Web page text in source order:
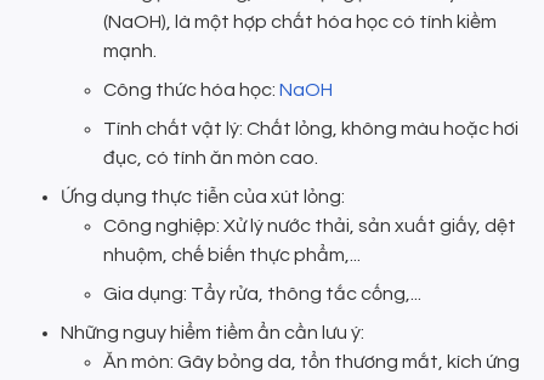
(NaOH), là một hợp chất hóa học có tính kiềm
mạnh.
Công thức hóa học: NaOH
Tính chất vật lý: Chất lỏng, không màu hoặc hơi
đục, có tính ăn mòn cao.
Ứng dụng thực tiễn của xút lỏng:
Công nghiệp: Xử lý nước thải, sản xuất giấy, dệt
nhuộm, chế biến thực phẩm,...
Gia dụng: Tẩy rửa, thông tắc cống,...
Những nguy hiểm tiềm ẩn cần lưu ý:
Ăn mòn: Gây bỏng da, tổn thương mắt, kích ứng